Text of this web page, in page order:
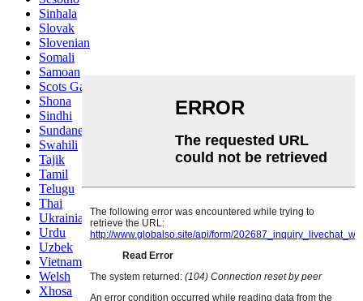
Sinhala
Slovak
Slovenian
Somali
Samoan
Scots Gaelic
Shona
Sindhi
Sundanese
Swahili
Tajik
Tamil
Telugu
Thai
Ukrainian
Urdu
Uzbek
Vietnamese
Welsh
Xhosa